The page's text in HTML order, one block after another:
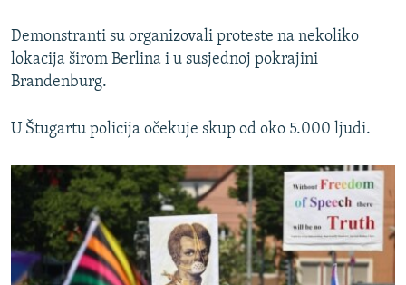
Demonstranti su organizovali proteste na nekoliko
lokacija širom Berlina i u susjednoj pokrajini
Brandenburg.
U Štugartu policija očekuje skup od oko 5.000 ljudi.